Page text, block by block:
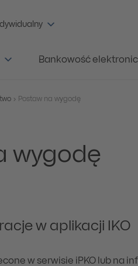
Bankowość
Postaw na wygodę
wygodę
w aplikacji IKO
w serwisie iPKO lub na